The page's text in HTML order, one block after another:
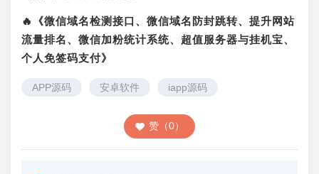
🔥《微信域名检测接口、微信域名防封跳转、提升网站
流量排名、微信加粉统计系统、超值服务器与挂机宝、
个人免签码支付》
APP源码 安卓软件 iapp源码
赞（0）